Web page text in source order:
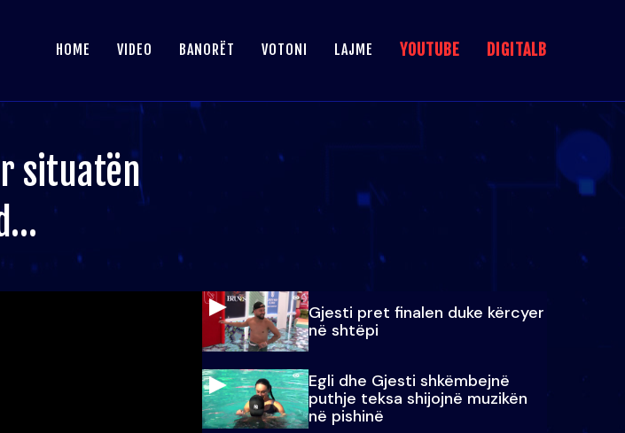
HOME VIDEO BANORËT VOTONI LAJME YOUTUBE DIGITALB
situatën
Gjesti pret finalen duke kërcyer
në shtëpi
Egli dhe Gjesti shkëmbejnë
puthje teksa shijojnë muzikën
në pishinë